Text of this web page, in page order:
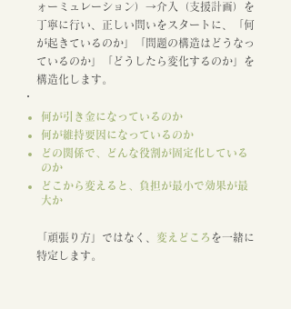
ォーミュレーション）→介入（支援計画）を
丁寧に行い、正しい問いをスタートに、「何
が起きているのか」「問題の構造はどうなっ
ているのか」「どうしたら変化するのか」を
構造化します。
何が引き金になっているのか
何が維持要因になっているのか
どの関係で、どんな役割が固定化している
のか
どこから変えると、負担が最小で効果が最
大か
「頑張り方」ではなく、 変えどころ を一緒に
特定します。